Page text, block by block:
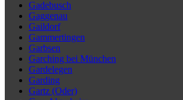
Gadebusch
Gaggenau
Gaildorf
Gammertingen
Garbsen
Garching bei München
Gardelegen
Garding
Gartz (Oder)